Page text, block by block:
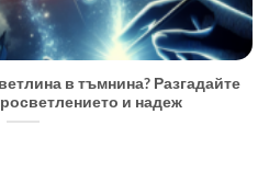
в тъмнина? Разгадайте
и надеж